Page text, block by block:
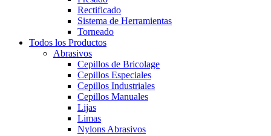
Rectificado
Sistema de Herramientas
Torneado
Todos los Productos
Abrasivos
Cepillos de Bricolage
Cepillos Especiales
Cepillos Industriales
Cepillos Manuales
Lijas
Limas
Nylons Abrasivos